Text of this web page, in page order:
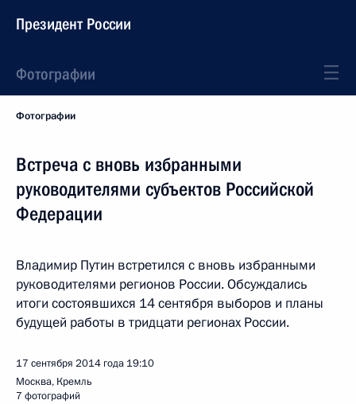
Президент России
Фотографии
Фотографии
Встреча с вновь избранными
руководителями субъектов Российской
Федерации
Владимир Путин встретился с вновь избранными
руководителями регионов России. Обсуждались
итоги состоявшихся 14 сентября выборов и планы
будущей работы в тридцати регионах России.
17 сентября 2014 года 19:10
Москва, Кремль
7 фотографий